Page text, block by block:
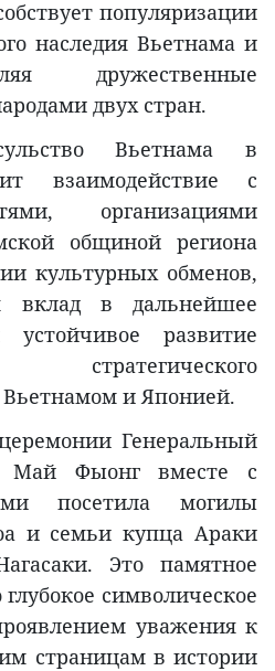
популяризации
наследия Вьетнама и
дружественные
двух стран.
Вьетнама в
взаимодействие с
организациями
общиной региона
культурных обменов,
в дальнейшее
устойчивое развитие
стратегического
и Японией.
Генеральный
Май Фыонг вместе с
посетила могилы
и семьи купца Араки
Это памятное
символическое
уважения к
страницам в истории